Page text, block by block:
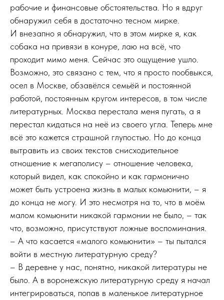
рабочие и финансовые обстоятельства. Но я вдруг
обнаружил себя в достаточно тесном мирке.
И внезапно я обнаружил, что в этом мирке я, как
собака на привязи в конуре, лаю на всё, что
проходит мимо меня. Сейчас это ощущение ушло.
Возможно, это связано с тем, что я просто пообвыкся,
осел в Москве, обзавёлся семьёй и постоянной
работой, постоянным кругом интересов, в том числе
литературных. Москва перестала меня пугать, а я
перестал кидаться на неё из своего угла. Теперь мне
всё это кажется страшной глупостью. Но до конца
вытравить из своих текстов снисходительное
отношение к мегаполису – отношение человека,
который видел, как спокойно и как гармонично
может быть устроена жизнь в малых комьюнити, – я
до конца не могу. И это несмотря на то, что в моём
малом комьюнити никакой гармонии не было, – так
что, возможно, присутствуют ложные воспоминания.
– А что касается «малого комьюнити» – ты пытался
войти в местную литературную среду?
– В деревне у нас, понятно, никакой литературы не
было. А в воронежскую литературную среду я начал
интегрироваться, попав в маленькое литературное